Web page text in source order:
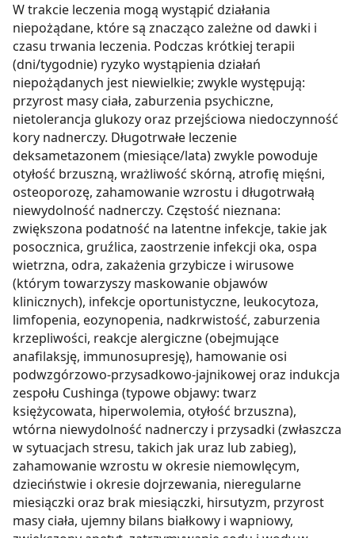
W trakcie leczenia mogą wystąpić działania
niepożądane, które są znacząco zależne od dawki i
czasu trwania leczenia. Podczas krótkiej terapii
(dni/tygodnie) ryzyko wystąpienia działań
niepożądanych jest niewielkie; zwykle występują:
przyrost masy ciała, zaburzenia psychiczne,
nietolerancja glukozy oraz przejściowa niedoczynność
kory nadnerczy. Długotrwałe leczenie
deksametazonem (miesiące/lata) zwykle powoduje
otyłość brzuszną, wrażliwość skórną, atrofię mięśni,
osteoporozę, zahamowanie wzrostu i długotrwałą
niewydolność nadnerczy. Częstość nieznana:
zwiększona podatność na latentne infekcje, takie jak
posocznica, gruźlica, zaostrzenie infekcji oka, ospa
wietrzna, odra, zakażenia grzybicze i wirusowe
(którym towarzyszy maskowanie objawów
klinicznych), infekcje oportunistyczne, leukocytoza,
limfopenia, eozynopenia, nadkrwistość, zaburzenia
krzepliwości, reakcje alergiczne (obejmujące
anafilaksję, immunosupresję), hamowanie osi
podwzgórzowo-przysadkowo-jajnikowej oraz indukcja
zespołu Cushinga (typowe objawy: twarz
księżycowata, hiperwolemia, otyłość brzuszna),
wtórna niewydolność nadnerczy i przysadki (zwłaszcza
w sytuacjach stresu, takich jak uraz lub zabieg),
zahamowanie wzrostu w okresie niemowlęcym,
dzieciństwie i okresie dojrzewania, nieregularne
miesiączki oraz brak miesiączki, hirsutyzm, przyrost
masy ciała, ujemny bilans białkowy i wapniowy,